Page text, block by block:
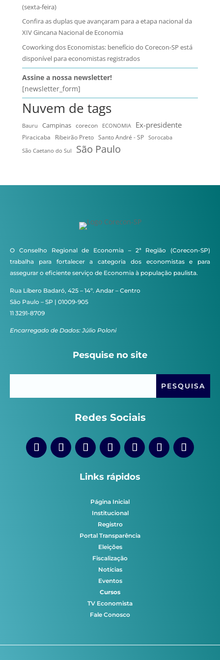
(sexta-feira)
Confira as duplas que avançaram para a etapa nacional da
XIV Gincana Nacional de Economia
Coworking dos Economistas: benefício do Corecon-SP está
disponível para economistas registrados
Assine a nossa newsletter!
[newsletter_form]
Nuvem de tags
Bauru Campinas corecon ECONOMIA Ex-presidente
Piracicaba Ribeirão Preto Santo André - SP
Sorocaba
São Caetano do Sul
São Paulo
O Conselho Regional de Economia – 2ª Região (Corecon-SP)
trabalha para fortalecer a categoria dos economistas e para
assegurar o eficiente serviço de Economia à população paulista.
Rua Líbero Badaró, 425 – 14º. Andar – Centro
São Paulo – SP | 01009-905
11 3291-8709
Encarregado de Dados: Júlio Poloni
Pesquise no site
Redes Sociais
Links rápidos
Página Inicial
Institucional
Registro
Portal Transparência
Eleições
Fiscalização
Notícias
Eventos
Cursos
TV Economista
Fale Conosco